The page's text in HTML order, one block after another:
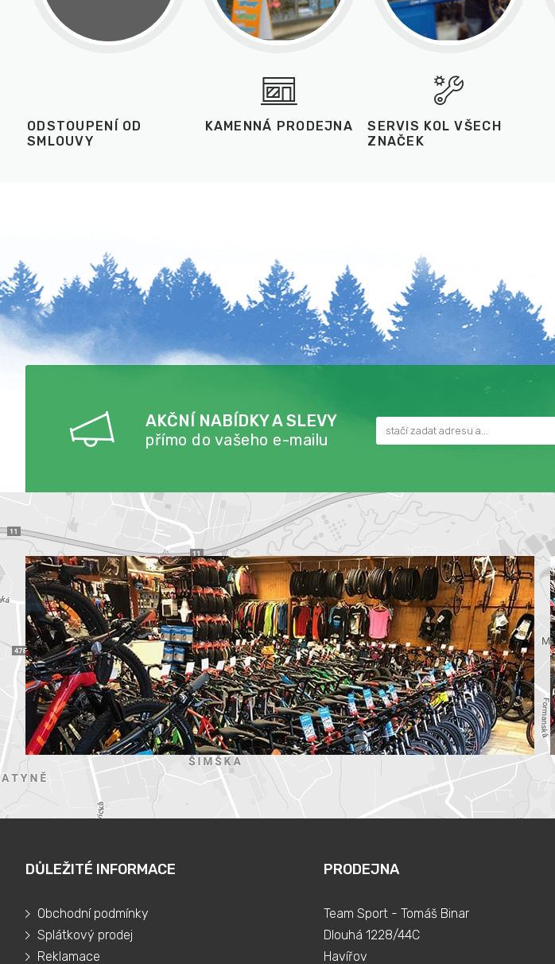
ODSTOUPENÍ OD
SMLOUVY
KAMENNÁ PRODEJNA
SERVIS KOL VŠECH
ZNAČEK
AKČNÍ NABÍDKY A SLEVY
přímo do vašeho e-mailu
DŮLEŽITÉ INFORMACE
Obchodní podmínky
Splátkový prodej
Reklamace
PRODEJNA
Team Sport - Tomáš Binar
Dlouhá 1228/44C
Havířov